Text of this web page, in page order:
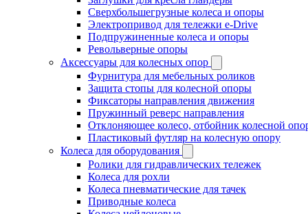
Сверхбольшегрузные колеса и опоры
Электропривод для тележки e-Drive
Подпружиненные колеса и опоры
Револьверные опоры
Аксессуары для колесных опор
Фурнитура для мебельных роликов
Защита стопы для колесной опоры
Фиксаторы направления движения
Пружинный реверс направления
Отклоняющее колесо, отбойник колесной
Пластиковый футляр на колесную опору
Колеса для оборудования
Ролики для гидравлических тележек
Колеса для рохли
Колеса пневматические для тачек
Приводные колеса